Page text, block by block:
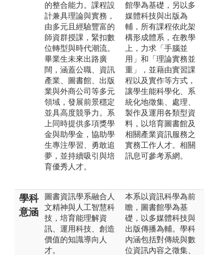
的整合能力。課程設
計兼具理論與實務，
由多元且經驗豐富的
師資群授課，緊扣數
位轉型與時代潮流。
畢業生未來出路廣
闊，涵蓋公職、資訊
產業、圖書館、出版
業與外商公司等多元
領域，發展前景穩定
並具高度競爭力。系
上同時提供多項獎學
金與助學金，協助學
生專注學習、勇敢追
夢，並持續吸引與培
育優秀人才。
館學為基礎，另以多
媒體科技與出版為
輔，所有課程依此架
構形成體系，在教學
上，力求「手腦並
用」和「理論實務並
重」，並藉由實習課
程以及實作等方式，
讓學生能科學化、系
統化地徵集、處理、
製作及運用各類型資
料，以培育圖書館及
相關產業資訊服務之
實務工作人才。相關
訊息可參考系網。
學科
意涵
圖書資訊學系融合人
文精神與人工智慧科
技，培育能理解資
訊、運用科技、創造
價值的知識導向人
才。
本系以資訊科學為前
瞻，圖書館學為基
礎，以多媒體科技與
出版傳播為輔。學科
內涵包括對傳統與數
位資訊內容之徵集、